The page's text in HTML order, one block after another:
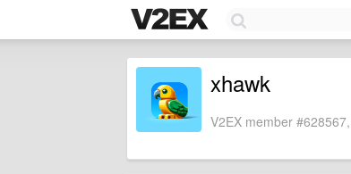
xhawk
V2EX member